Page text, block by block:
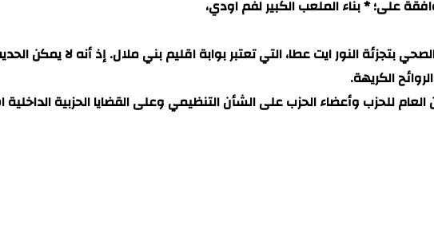
على؛ * بناء الملعب الكبير لفم اودي،
بتجزئة النور ايت عطا، التي تعتبر بوابة اقليم بني ملال. إذ أنه لا يمكن
الكريهة.
للحزب وأعضاء الحزب على الشأن التنظيمي وعلى القضايا الحزبية